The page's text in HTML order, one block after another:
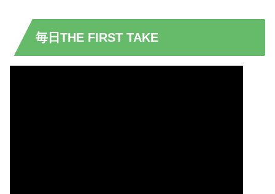
毎日THE FIRST TAKE